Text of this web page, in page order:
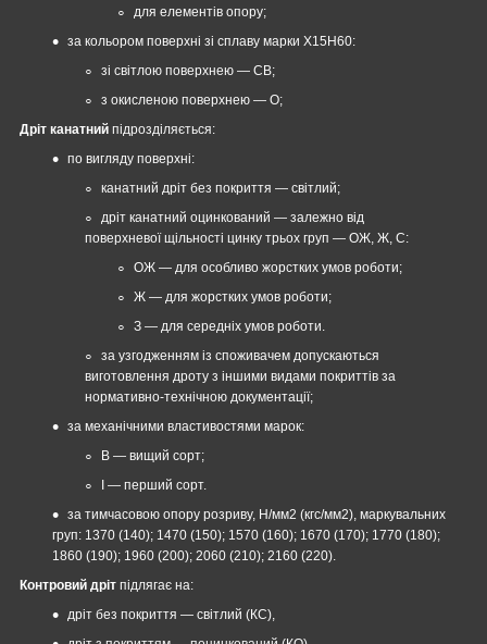
для елементів опору;
за кольором поверхні зі сплаву марки Х15Н60:
зі світлою поверхнею — СВ;
з окисленою поверхнею — О;
Дріт канатний підрозділяється:
по вигляду поверхні:
канатний дріт без покриття — світлий;
дріт канатний оцинкований — залежно від
поверхневої щільності цинку трьох груп — ОЖ, Ж, С:
ОЖ — для особливо жорстких умов роботи;
Ж — для жорстких умов роботи;
З ― для середніх умов роботи.
за узгодженням із споживачем допускаються
виготовлення дроту з іншими видами покриттів за
нормативно-технічною документації;
за механічними властивостями марок:
В ― вищий сорт;
I — перший сорт.
за тимчасовою опору розриву, Н/мм2 (кгс/мм2), маркувальних
груп: 1370 (140); 1470 (150); 1570 (160); 1670 (170); 1770 (180);
1860 (190); 1960 (200); 2060 (210); 2160 (220).
Контровий дріт підлягає на:
дріт без покриття — світлий (КС),